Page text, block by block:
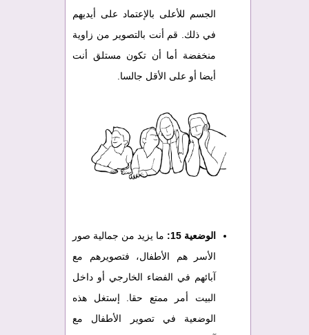
الجسم للأعلى بالإعتماد على أيديهم
في ذلك. قم أنت بالتصوير من زاوية
منخفضة أما أن تكون مستلق أنت
أيضا أو على الأقل جالسا.
الوضعية 15:
ما يزيد من جمالية صور
الأسر هم الأطفال، فتصويرهم مع
آبائهم في الفضاء الخارجي أو داخل
البيت أمر ممتع حقا. إستغل هذه
الوضعية في تصوير الأطفال مع